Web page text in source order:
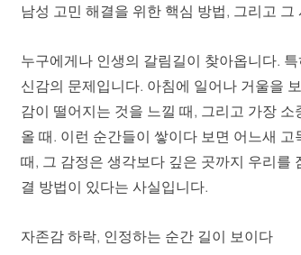
남성 고민 해결을 위한 핵심 방법, 그리고 그
누구에게나 인생의 갈림길이 찾아옵니다.
신감의 문제입니다. 아침에 일어나 거울을
감이 떨어지는 것을 느낄 때, 그리고 가장
올 때. 이런 순간들이 쌓이다 보면 어느새
때, 그 감정은 생각보다 깊은 곳까지 우리를
결 방법이 있다는 사실입니다.
자존감 하락, 인정하는 순간 길이 보이다